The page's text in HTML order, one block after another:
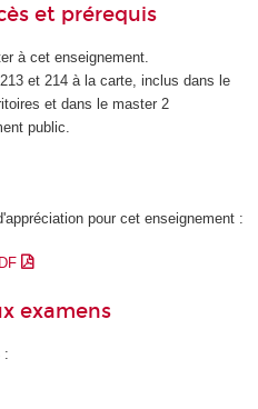
et prérequis
à cet enseignement.
et 214 à la carte, inclus dans le
et dans le master 2
public.
pour cet enseignement :
examens
: